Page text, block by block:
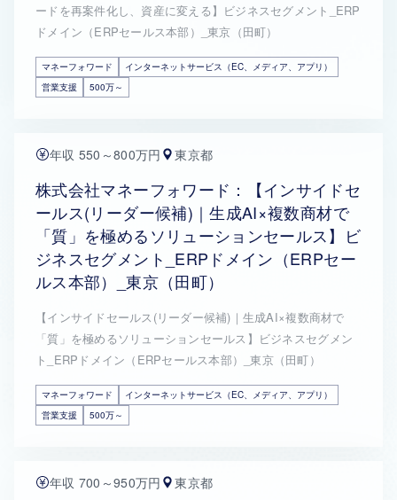
ードを再案件化し、資産に変える】ビジネスセグメント_ERP
ドメイン（ERPセールス本部）_東京（田町）
マネーフォワード
インターネットサービス（EC、メディア、アプリ）
営業支援
500万～
年収 550～800万円 東京都
株式会社マネーフォワード：【インサイドセ
ールス(リーダー候補)｜生成AI×複数商材で
「質」を極めるソリューションセールス】ビ
ジネスセグメント_ERPドメイン（ERPセー
ルス本部）_東京（田町）
【インサイドセールス(リーダー候補)｜生成AI×複数商材で
「質」を極めるソリューションセールス】ビジネスセグメン
ト_ERPドメイン（ERPセールス本部）_東京（田町）
マネーフォワード
インターネットサービス（EC、メディア、アプリ）
営業支援
500万～
年収 700～950万円 東京都